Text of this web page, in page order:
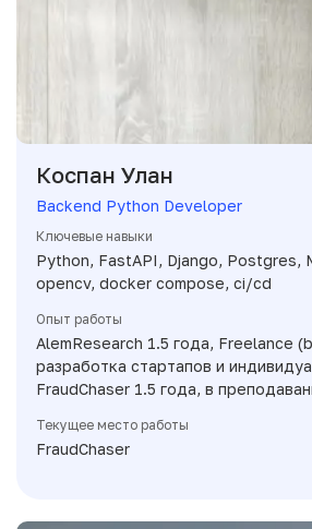
Коспан Улан
Backend Python Developer
Ключевые навыки
Python, FastAPI, Django, Postgres,
opencv, docker compose, ci/cd
Опыт работы
AlemResearch 1.5 года, Freelance
разработка стартапов и
FraudChaser 1.5 года, в
Текущее место работы
FraudChaser